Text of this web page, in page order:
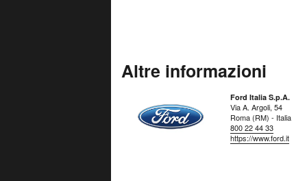
Altre informazioni
Ford Italia S.p.A.
Via A. Argoli, 54
Roma (RM) - Italia
800 22 44 33
https://www.ford.it